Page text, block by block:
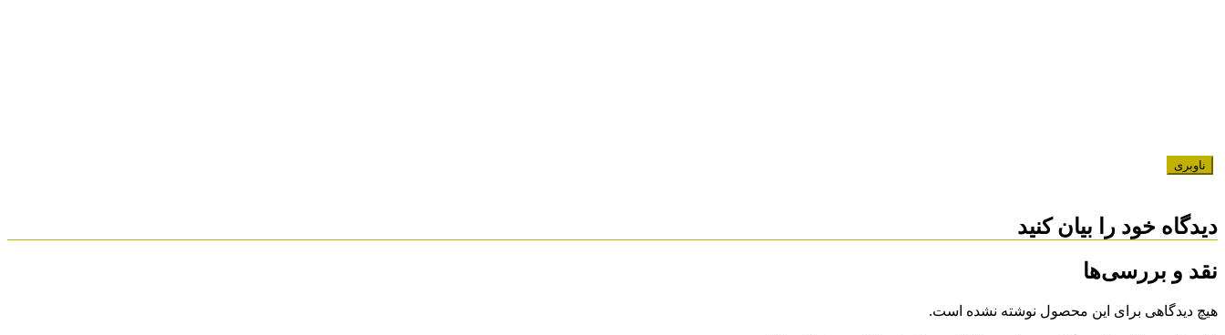
ناوبری
دیدگاه خود را بیان کنید
نقد و بررسی‌ها
هیچ دیدگاهی برای این محصول نوشته نشده است.